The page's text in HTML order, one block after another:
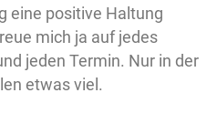
eine positive Haltung
mich ja auf jedes
jeden Termin. Nur in der
etwas viel.